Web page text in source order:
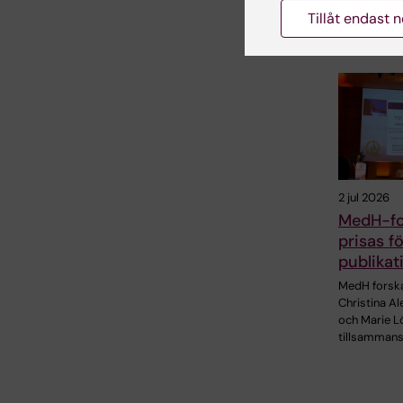
utvecklat
2 jul 2026
MedH-
prisas
MedH
Christina
och Marie
Tillåt endast